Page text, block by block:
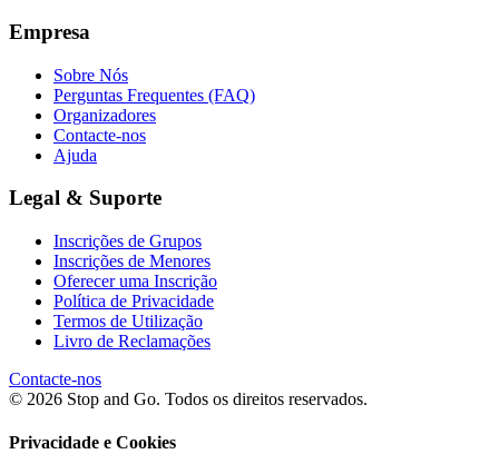
Empresa
Sobre Nós
Perguntas Frequentes (FAQ)
Organizadores
Contacte-nos
Ajuda
Legal & Suporte
Inscrições de Grupos
Inscrições de Menores
Oferecer uma Inscrição
Política de Privacidade
Termos de Utilização
Livro de Reclamações
Contacte-nos
© 2026 Stop and Go. Todos os direitos reservados.
Privacidade e Cookies